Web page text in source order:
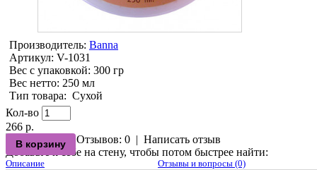
Производитель: Banna
Артикул: V-1031
Вес с упаковкой: 300 гр
Вес нетто: 250 мл
Тип товара: Сухой
Кол-во
266 р.
Отзывов: 0 | Написать отзыв
Добавьте к себе на стену, чтобы потом быстрее найти:
Описание Отзывы и вопросы (0)